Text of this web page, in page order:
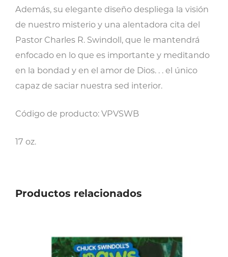
Además, su elegante diseño despliega la visión
de nuestro misterio y una alentadora cita del
Pastor Charles R. Swindoll, que le mantendrá
enfocado en lo que es importante y meditando
en la bondad y en el amor de Dios. . . el único
capaz de saciar nuestra sed interior.
Código de producto: VPVSWB
17 oz.
Productos relacionados